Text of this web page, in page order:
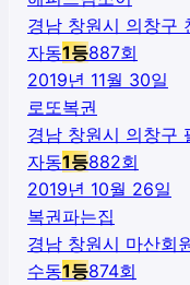
경남 창원시 의창구
자동1등887회
2019년 11월 30일
로또복권
경남 창원시 의창구
자동1등882회
2019년 10월 26일
복권파는집
경남 창원시 마산회
수동1등874회